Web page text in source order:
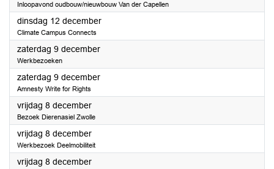
Inloopavond oudbouw/nieuwbouw Van der Capellen
dinsdag 12 december2023
Climate Campus Connects
zaterdag 9 december2023
Werkbezoeken
zaterdag 9 december2023
Amnesty Write for Rights
vrijdag 8 december2023
Bezoek Dierenasiel Zwolle
vrijdag 8 december2023
Werkbezoek Deelmobiliteit
vrijdag 8 december2023